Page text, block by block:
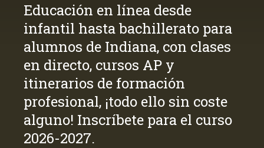
Educación en línea desde
infantil hasta bachillerato para
alumnos de Indiana, con clases
en directo, cursos AP y
itinerarios de formación
profesional, ¡todo ello sin coste
alguno! Inscríbete para el curso
2026-2027.